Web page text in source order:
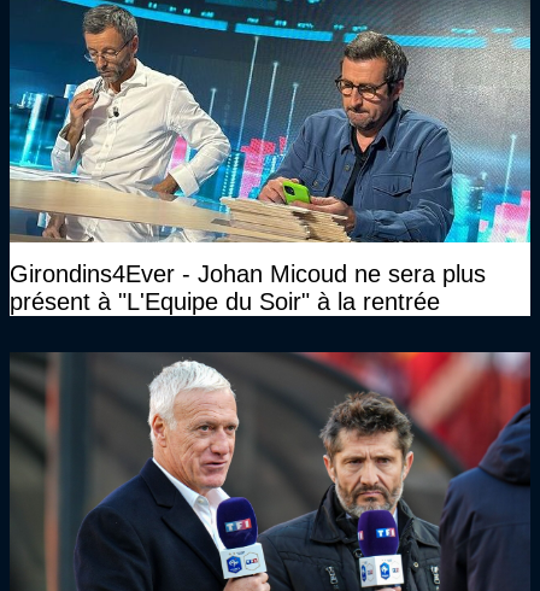
Girondins4Ever - Johan Micoud ne sera plus
présent à "L'Equipe du Soir" à la rentrée